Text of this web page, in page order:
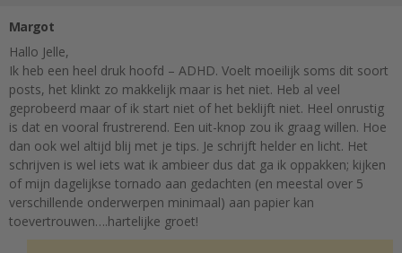
Margot
Hallo Jelle,
Ik heb een heel druk hoofd – ADHD. Voelt moeilijk soms dit soort
posts, het klinkt zo makkelijk maar is het niet. Heb al veel
geprobeerd maar of ik start niet of het beklijft niet. Heel onrustig
is dat en vooral frustrerend. Een uit-knop zou ik graag willen. Hoe
dan ook wel altijd blij met je tips. Je schrijft helder en licht. Het
schrijven is wel iets wat ik ambieer dus dat ga ik oppakken; kijken
of mijn dagelijkse tornado aan gedachten (en meestal over 5
verschillende onderwerpen minimaal) aan papier kan
toevertrouwen….hartelijke groet!